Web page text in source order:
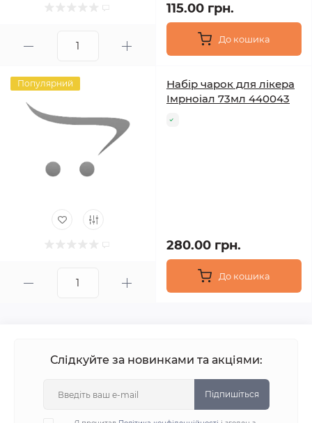
115.00 грн.
До кошика
Популярний
Набір чарок для лікера
Імрноіал 73мл 440043
280.00 грн.
До кошика
Слідкуйте за новинками та акціями:
Підпишіться